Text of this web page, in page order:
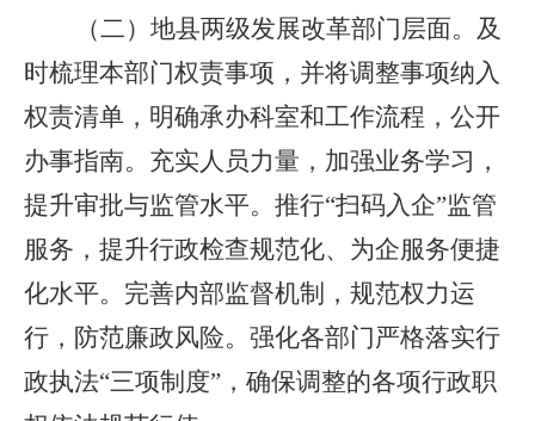
（二） 地县两级发展改革部门层面。 及
时梳理本部门权责事项，并将调整事项纳入
权责清单，明确承办科室和工作流程，公开
办事指南。充实人员力量，加强业务学习，
提升审批与监管水平。推行“扫码入企”监管
服务 ，提升行政检查规范化、为企服务便捷
化水平。 完善内部监督机制，规范权力运
行，防范廉政风险。 强化各部门严格落实行
政执法“三项制度”，确保调整的各项行政职